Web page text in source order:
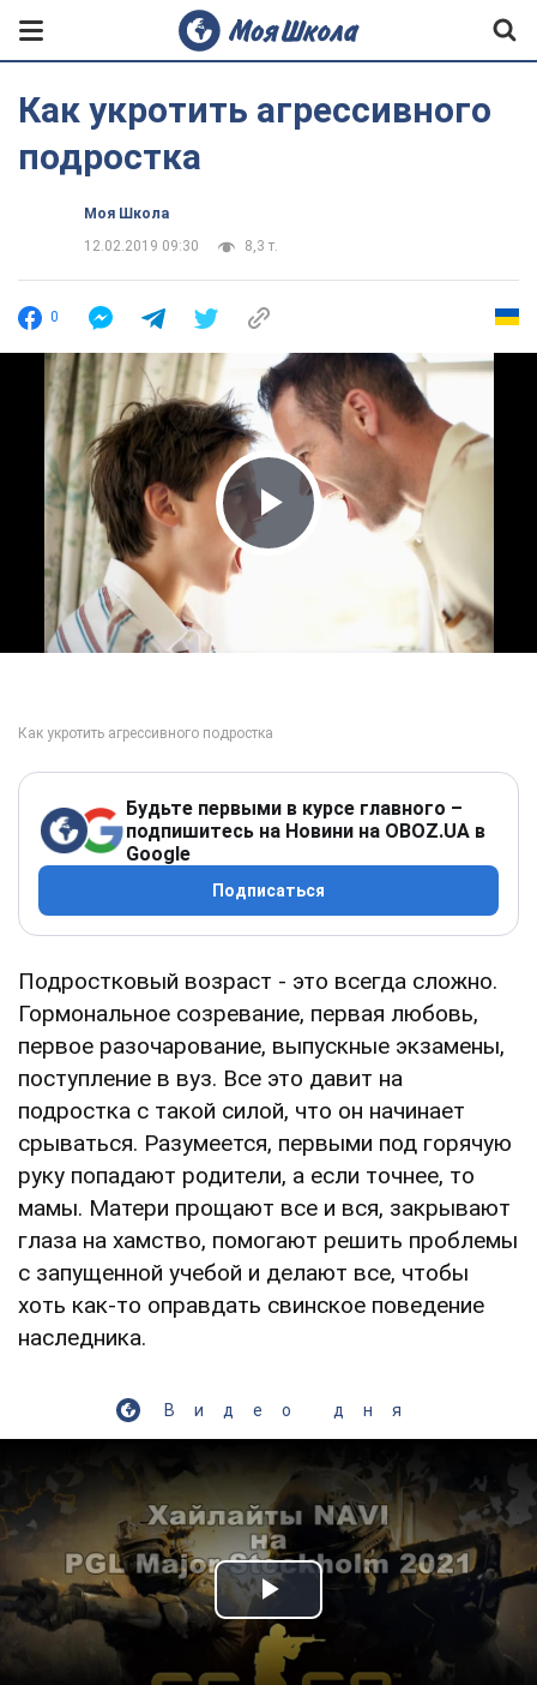
Как укротить агрессивного
подростка
Моя Школа
12.02.2019 09:30
8,3 т.
0
Play Video
Будьте первыми в курсе главного –
подпишитесь на Новини на OBOZ.UA в
Google
Подписаться
Подростковый возраст - это всегда сложно.
Гормональное созревание, первая любовь,
первое разочарование, выпускные экзамены,
поступление в вуз. Все это давит на
подростка с такой силой, что он начинает
срываться. Разумеется, первыми под горячую
руку попадают родители, а если точнее, то
мамы. Матери прощают все и вся, закрывают
глаза на хамство, помогают решить проблемы
с запущенной учебой и делают все, чтобы
хоть как-то оправдать свинское поведение
наследника.
Видео дня
Play Video